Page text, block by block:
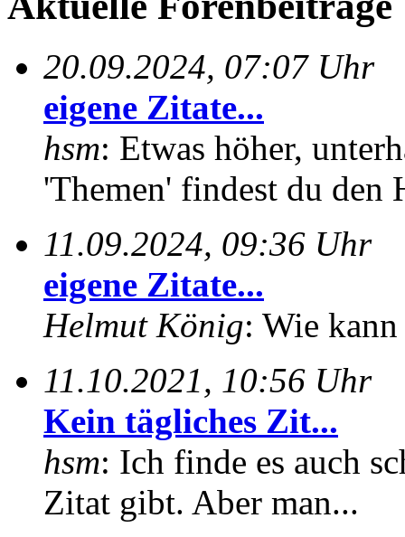
20.09.2024, 07:07 Uhr
eigene Zitate...
hsm: Etwas höher,
'Themen' findest du den
11.09.2024, 09:36 Uhr
eigene Zitate...
Helmut König: Wie
11.10.2021, 10:56 Uhr
Kein tägliches Zit...
hsm: Ich finde es auch
Zitat gibt. Aber man...